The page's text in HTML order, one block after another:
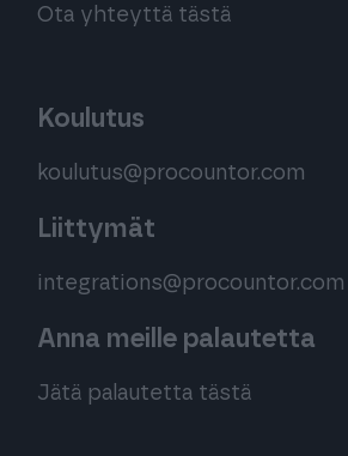
Ota yhteyttä tästä
Koulutus
koulutus@procountor.com
Liittymät
integrations@procountor.com
Anna meille palautetta
Jätä palautetta tästä